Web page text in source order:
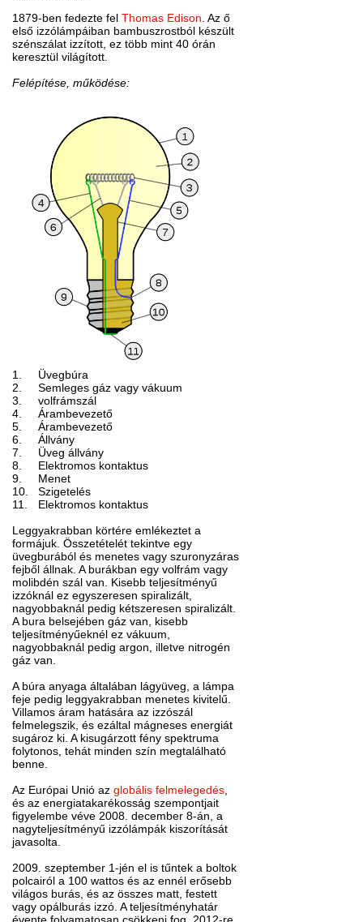
1879-ben fedezte felThomas Edison. Az ő
első izzólámpáiban bambuszrostból készült
szénszálat izzított, ez több mint 40 órán
keresztül világított.
Felépítése, működése:
1.
Üvegbúra
2.
Semleges gáz vagy vákuum
3.
volfrámszál
4.
Árambevezető
5.
Árambevezető
6.
Állvány
7.
Üveg állvány
8.
Elektromos kontaktus
9.
Menet
10.
Szigetelés
11.
Elektromos kontaktus
Leggyakrabban körtére emlékeztet a
formájuk. Összetételét tekintve egy
üvegburából és menetes vagy szuronyzáras
fejből állnak. A burákban egy volfrám vagy
molibdén szál van. Kisebb teljesítményű
izzóknál ez egyszeresen spiralizált,
nagyobbaknál pedig kétszeresen spiralizált.
A bura belsejében gáz van, kisebb
teljesítményűeknél ez vákuum,
nagyobbaknál pedig argon, illetve nitrogén
gáz van.
A búra anyaga általában lágyüveg, a lámpa
feje pedig leggyakrabban menetes kivitelű.
Villamos áram hatására az izzószál
felmelegszik, és ezáltal mágneses energiát
sugároz ki. A kisugárzott fény spektruma
folytonos, tehát minden szín megtalálható
benne.
Az Európai Unió azglobális felmelegedés,
és az energiatakarékosság szempontjait
figyelembe véve 2008. december 8-án, a
nagyteljesítményű izzólámpák kiszorítását
javasolta.
2009. szeptember 1-jén el is tűntek a boltok
polcairól a 100 wattos és az ennél erősebb
világos burás, és az összes matt, festett
vagy opálburás izzó. A teljesítményhatár